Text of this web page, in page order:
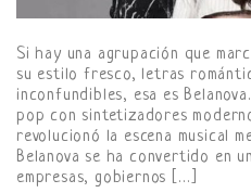
Si hay una agrupación que
su estilo fresco, letras
inconfundibles, esa es
pop con sintetizadores
revolucionó la escena musical
Belanova se ha convertido en
empresas, gobiernos […]